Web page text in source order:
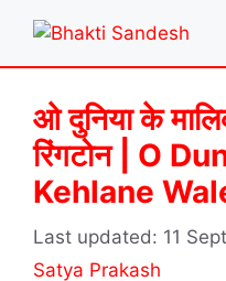
content
ओ दुनिया के
रिंगटोन | O
Kehlane
11
Satya Prakash